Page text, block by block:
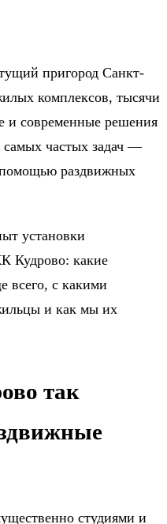
пригород Санкт-
комплексов, тысячи
и современные решения
самых частых задач —
помощью раздвижных
установки
Кудрово: какие
всего, с какими
и как мы их
так
студиями и